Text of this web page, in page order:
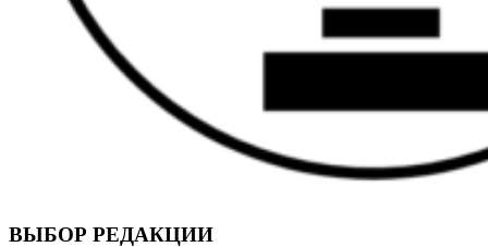
ВОЕННЫЕ СТРАНИЦЫ
СТАТЬИ ВОЕННОЙ ТЕМАТИКИ
ВЫБОР РЕДАКЦИИ